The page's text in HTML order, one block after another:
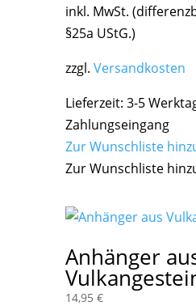
inkl. MwSt.
§25a UStG.)
zzgl. Versandkosten
Lieferzeit: 3-5
Zahlungseingang
Zur Wunschliste
Zur Wunschliste
Anhänger
14,95 €